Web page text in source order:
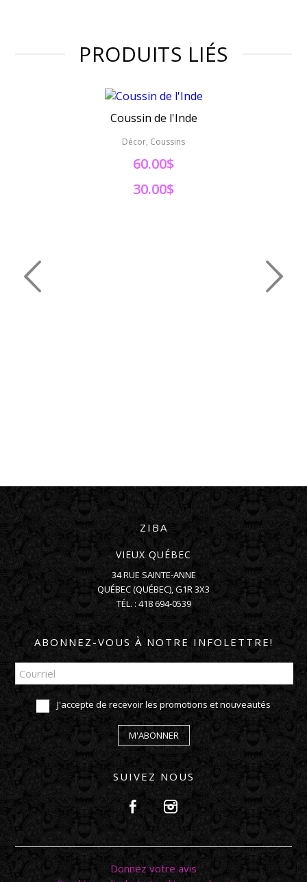
PRODUITS LIÉS
Coussin de l'Inde
Décor, Coussins
60.00$
30.00$
ZIBA
VIEUX QUÉBEC
34 RUE SAINTE-ANNE
QUÉBEC(QUÉBEC),G1R 3X3
TÉL. : 418 694-0539
ABONNEZ-VOUS À NOTRE INFOLETTRE!
J'accepte de recevoir les promotions et nouveautés
M'ABONNER
SUIVEZ NOUS
Donnez votre avis